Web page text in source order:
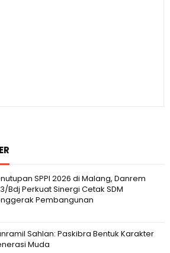
SPPI 2026 di Malang, Danrem
Bdj Perkuat Sinergi Cetak SDM
Pembangunan
Sahlan: Paskibra Bentuk Karakter
Muda